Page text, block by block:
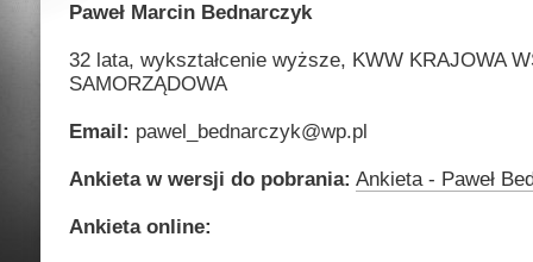
Paweł Marcin Bednarczyk
32 lata, wykształcenie wyższe, KWW KRAJOWA
SAMORZĄDOWA
Email: pawel_bednarczyk@wp.pl
Ankieta w wersji do pobrania: Ankieta - Paweł
Ankieta online: